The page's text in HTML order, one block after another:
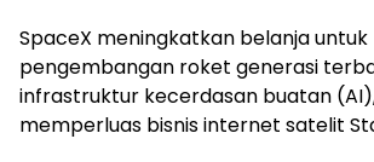
SpaceX meningkatkan belanja untuk
pengembangan roket generasi
infrastruktur kecerdasan buatan
memperluas bisnis internet satelit